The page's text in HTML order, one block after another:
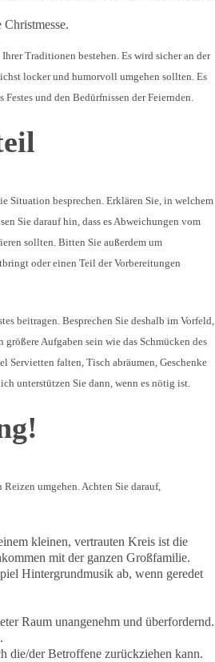
Traditionen bestehen. Es wird sicher an der
locker und humorvoll umgehen sollten. Es
und den Bedürfnissen der Feiernden.
Situation besprechen. Erklären Sie, in welchem
Sie darauf hin, dass es Abweichungen vom
sollten. Bitten Sie außerdem um
oder einen Teil der Vorbereitungen
beitragen. Besprechen Sie deshalb im Vorfeld,
Aufgaben sein wie das Schmücken des
Servietten falten, Tisch abräumen, Geschenke
unterstützen Sie dann, wenn es nötig ist.
umgehen. Achten Sie darauf,
kleinen, vertrauten Kreis ist die
mit der ganzen Großfamilie.
Hintergrundmusik ab, wenn geredet
Raum unangenehm und überfordernd.
die/der Betroffene zurückziehen kann.